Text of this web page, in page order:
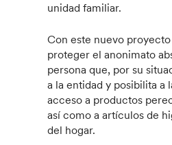
unidad familiar.
Con este nuevo
proteger el anonimato
persona que, por su
a la entidad y posibilita a
acceso a productos
así como a artículos de
del hogar.